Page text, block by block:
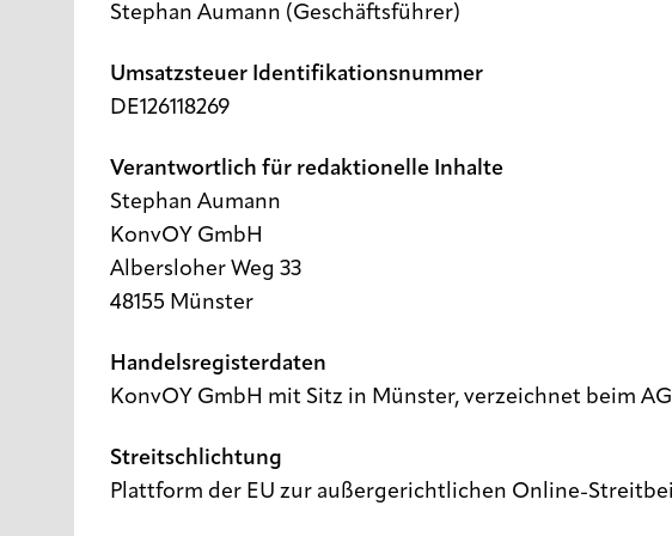
Stephan Aumann (Geschäftsführer)
Umsatzsteuer Identifikationsnummer
DE126118269
Verantwortlich für redaktionelle Inhalte
Stephan Aumann
KonvOY GmbH
Albersloher Weg 33
48155 Münster
Handelsregisterdaten
KonvOY GmbH mit Sitz in Münster, verzeichnet beim
Streitschlichtung
Plattform der EU zur außergerichtlichen Online-